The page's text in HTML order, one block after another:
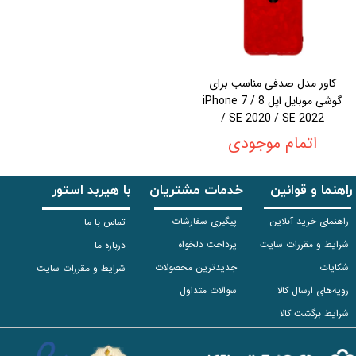
کاور مدل صدفی مناسب برای
گوشی موبایل اپل iPhone 7 / 8
/ SE 2020 / SE 2022
اتمام موجودی
راهنما و قوانین
راهنمای خرید آنلاین
شرایط و مقررات سایت
شکایات
رویه‌های ارسال کالا
شرایط برگشت کالا
خدمات مشتریان
پیگیری سفارشات
پرداخت دلخواه
جدیدترین محصولات
سوالات متداول
با هیربد استور
تماس با ما
درباره ما
شرایط و مقررات سایت